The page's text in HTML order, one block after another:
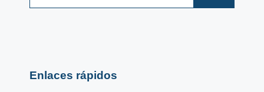
Enlaces rápidos